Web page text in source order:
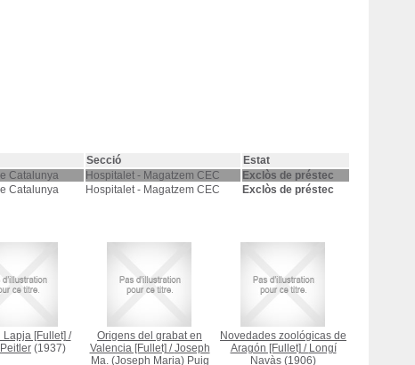
Secció
Estat
Catalunya Hospitalet - Magatzem CEC
Exclòs de préstec
Catalunya Hospitalet - Magatzem CEC Exclòs de préstec
Lapja [Fullet] /
(1937)
Origens del grabat en
Valencia [Fullet] /Joseph
Ma. (Joseph Maria) Puig
Novedades zoológicas de
Aragón [Fullet] / Longí
Navàs (1906)